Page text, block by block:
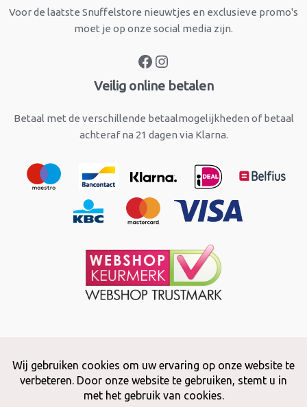
Voor de laatste Snuffelstore nieuwtjes en exclusieve promo's
moet je op onze social media zijn.
Veilig online betalen
Betaal met de verschillende betaalmogelijkheden of betaal
achteraf na 21 dagen via Klarna.
Copyright © 2026 Snuffelstore
Adax BV - 0032 (0)50 66 56 51 -info@snuffelstore.be